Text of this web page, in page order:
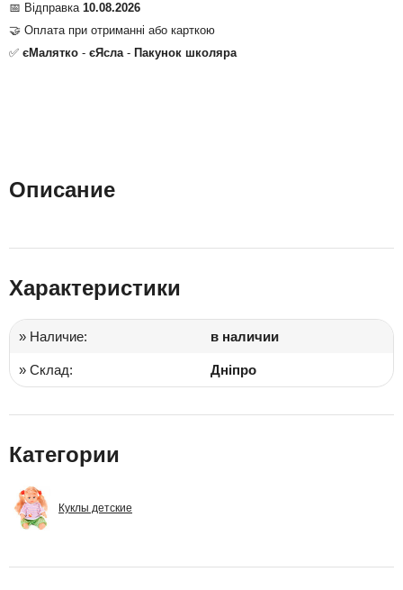
📅 Відправка 10.08.2026
🤝 Оплата при отриманні або карткою
✅ єМалятко - єЯсла- Пакунок школяра
Описание
Характеристики
» Наличие: в наличии
» Склад: Дніпро
Категории
Куклы детские